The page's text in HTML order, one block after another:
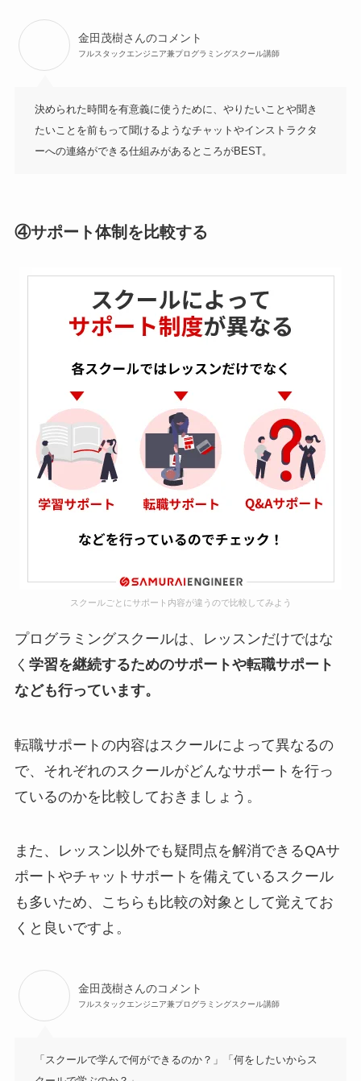
金田茂樹さんのコメント
フルスタックエンジニア兼プログラミングスクール講師
決められた時間を有意義に使うために、やりたいことや聞き
たいことを前もって聞けるようなチャットやインストラクタ
ーへの連絡ができる仕組みがあるところがBEST。
④サポート体制を比較する
スクールごとにサポート内容が違うので比較してみよう
プログラミングスクールは、レッスンだけではな
く 学習を継続するためのサポートや転職サポート
なども行っています。
転職サポートの内容はスクールによって異なるの
で、それぞれのスクールがどんなサポートを行っ
ているのかを比較しておきましょう。
また、レッスン以外でも疑問点を解消できるQAサ
ポートやチャットサポートを備えているスクール
も多いため、こちらも比較の対象として覚えてお
くと良いですよ。
金田茂樹さんのコメント
フルスタックエンジニア兼プログラミングスクール講師
「スクールで学んで何ができるのか？」「何をしたいからス